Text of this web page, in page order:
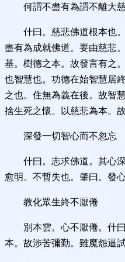
何謂不盡有為謂不離大
什曰。慈悲佛道根本也
盡有為成就佛道。要由慈悲
基。樹德之本。故發言有之
也智慧也。功德在始智慧居
之也。住無為義在後。故智
捨生死之懷。以慈悲為本。
深發一切智心而不忽忘
什曰。志求佛道。其心
愈明。不暫失也。肇曰。發
教化眾生終不厭倦
別本雲。心不厭倦。什
本。故涉苦彌勤。雖魔怨逼